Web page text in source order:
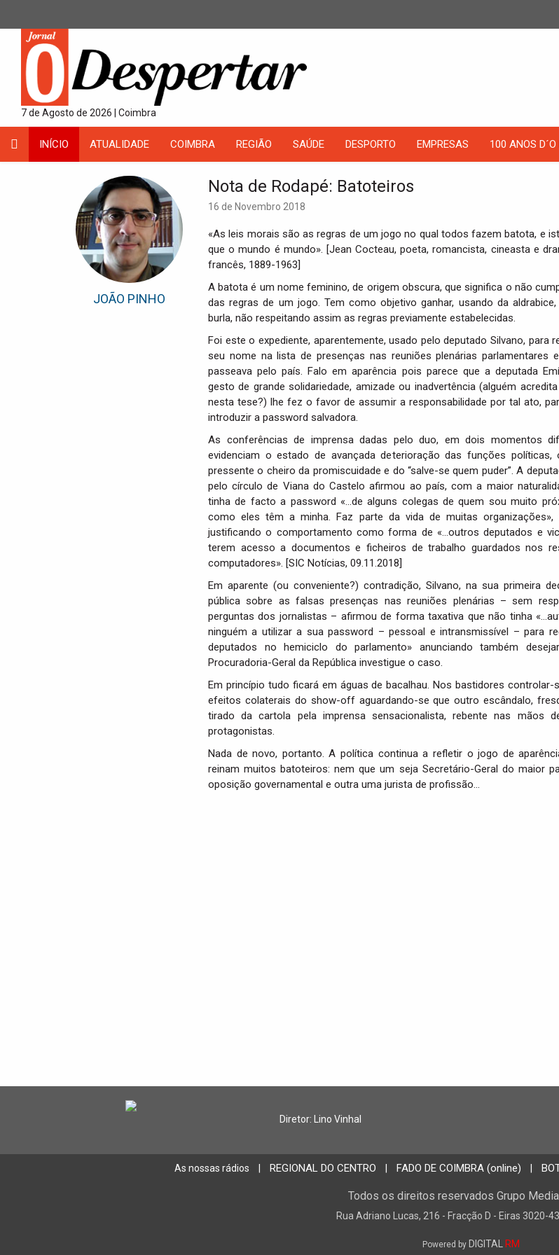
7 de Agosto de 2026 | Coimbra
INÍCIO ATUALIDADE COIMBRA REGIÃO SAÚDE DESPORTO EMPRESAS 100 ANOS D´O
JOÃO PINHO
Nota de Rodapé: Batoteiros
16 de Novembro 2018
«As leis morais são as regras de um jogo no qual todos fazem batota, e
que o mundo é mundo». [Jean Cocteau, poeta, romancista, cineasta e
francês, 1889-1963]
A batota é um nome feminino, de origem obscura, que significa o não
das regras de um jogo. Tem como objetivo ganhar, usando da aldrabice,
burla, não respeitando assim as regras previamente estabelecidas.
Foi este o expediente, aparentemente, usado pelo deputado Silvano, para
seu nome na lista de presenças nas reuniões plenárias parlamentares
passeava pelo país. Falo em aparência pois parece que a deputada
gesto de grande solidariedade, amizade ou inadvertência (alguém
nesta tese?) lhe fez o favor de assumir a responsabilidade por tal ato,
introduzir a password salvadora.
As conferências de imprensa dadas pelo duo, em dois momentos
evidenciam o estado de avançada deterioração das funções políticas,
pressente o cheiro da promiscuidade e do “salve-se quem puder”. A
pelo círculo de Viana do Castelo afirmou ao país, com a maior
tinha de facto a password «…de alguns colegas de quem sou muito
como eles têm a minha. Faz parte da vida de muitas organizações»,
justificando o comportamento como forma de «…outros deputados e
terem acesso a documentos e ficheiros de trabalho guardados nos
computadores». [SIC Notícias, 09.11.2018]
Em aparente (ou conveniente?) contradição, Silvano, na sua primeira
pública sobre as falsas presenças nas reuniões plenárias – sem
perguntas dos jornalistas – afirmou de forma taxativa que não tinha
ninguém a utilizar a sua password – pessoal e intransmissível – para
deputados no hemiciclo do parlamento» anunciando também
Procuradoria-Geral da República investigue o caso.
Em princípio tudo ficará em águas de bacalhau. Nos bastidores controlar-
efeitos colaterais do show-off aguardando-se que outro escândalo,
tirado da cartola pela imprensa sensacionalista, rebente nas mãos
protagonistas.
Nada de novo, portanto. A política continua a refletir o jogo de
reinam muitos batoteiros: nem que um seja Secretário-Geral do maior
oposição governamental e outra uma jurista de profissão…
Diretor: Lino Vinhal
As nossas rádios | REGIONAL DO CENTRO | FADO DE COIMBRA (online) |
Todos os direitos reservados Grupo
Rua Adriano Lucas, 216 - Fracção D - Eiras 3020-
Powered byDIGITAL RM